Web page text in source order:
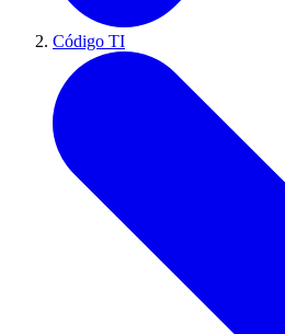
Código TI